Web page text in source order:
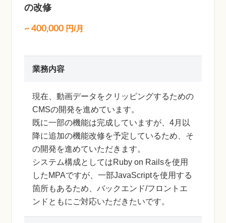
の改修
~ 400,000 円/月
業務内容
現在、動画データをクリッピングするための
CMSの開発を進めています。
既に一部の機能は完成していますが、4月以
降に追加の機能改修を予定しているため、そ
の開発を進めていただきます。
システム構成としてはRuby on Railsを使用
したMPAですが、一部JavaScriptを使用する
箇所もあるため、バックエンド/フロントエ
ンドともにご対応いただきたいです。